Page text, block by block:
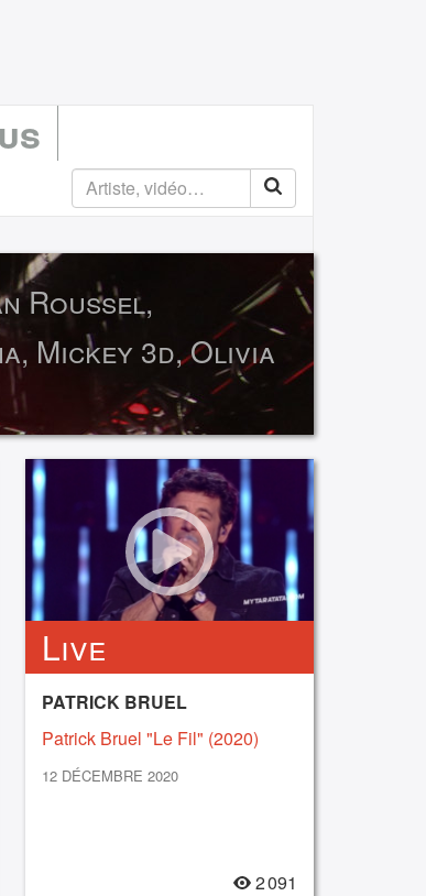
Roussel,
Mickey 3d, Olivia
Live
PATRICK BRUEL
Patrick Bruel "Le Fil" (2020)
12 DÉCEMBRE 2020
2 091